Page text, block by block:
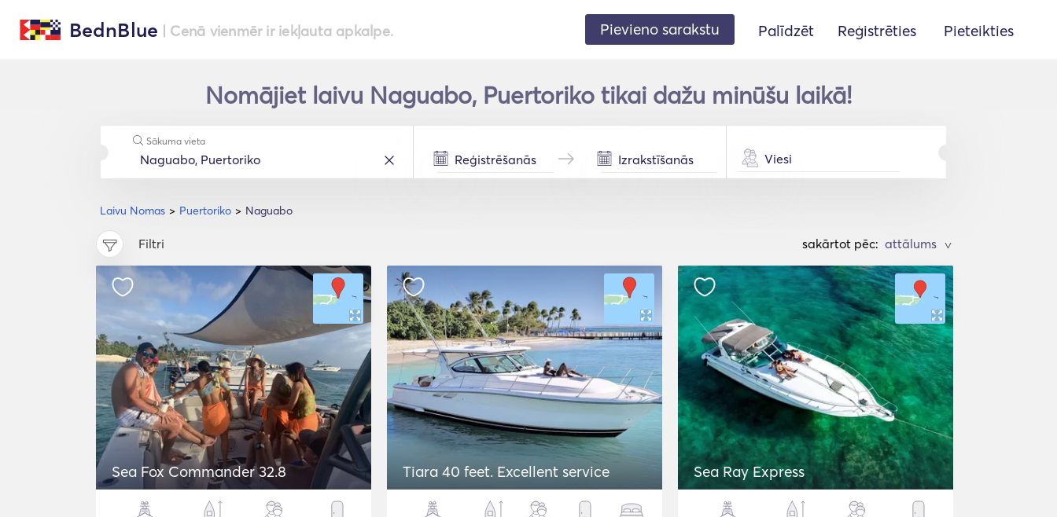
BednBlue | Cenā vienmēr ir iekļauta apkalpe. Pievieno sarakstu Palīdzēt Reģistrēties Pieteikties
Nomājiet laivu Naguabo, Puertoriko tikai dažu minūšu laikā!
Laivu Nomas Puertoriko Naguabo
Sākuma vieta
Viesi
Filtri sakārtot pēc: >
Sea Fox Commander 32.8 Tiara 40 feet. Excellent service Sea Ray Express